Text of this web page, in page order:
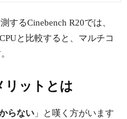
するCinebench R20では、
と比較すると、マルチコ
リットとは
らない 」と嘆く方がいます